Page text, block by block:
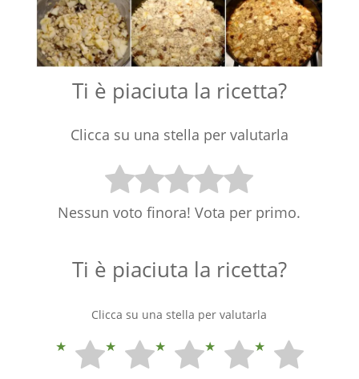
Ti è piaciuta la ricetta?
Clicca su una stella per valutarla
Nessun voto finora! Vota per primo.
Ti è piaciuta la ricetta?
Clicca su una stella per valutarla